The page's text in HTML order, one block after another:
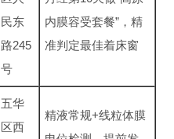
民东
路245
号
内膜容受套餐”，精
准判定最佳着床窗
五华
区西
精液常规+线粒体膜